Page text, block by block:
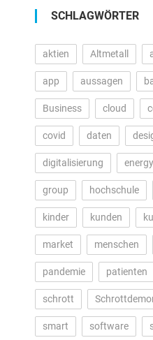
SCHLAGWÖRTER
aktien Altmetall
app aussagen
Business cloud
covid daten
digitalisierung energy
group hochschule
kinder kunden
market menschen
pandemie patienten
schrott
smart software